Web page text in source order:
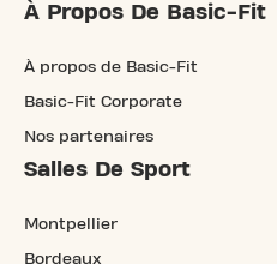
À Propos De Basic-Fit
À propos de Basic-Fit
Basic-Fit Corporate
Nos partenaires
Salles De Sport
Montpellier
Bordeaux